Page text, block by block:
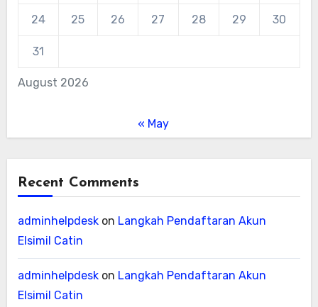
August 2026
24 25 26 27 28 29 30
31
« May
Recent Comments
adminhelpdeskon Langkah Pendaftaran Akun
Elsimil Catin
adminhelpdeskon Langkah Pendaftaran Akun
Elsimil Catin